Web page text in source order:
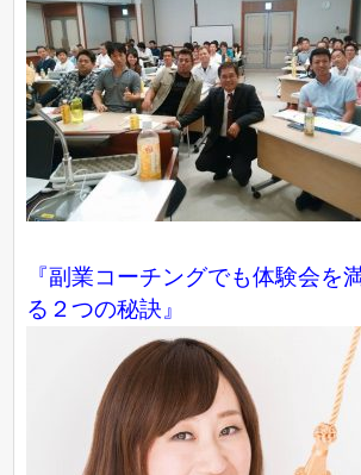
『副業コーチングでも体験会を
る２つの秘訣』